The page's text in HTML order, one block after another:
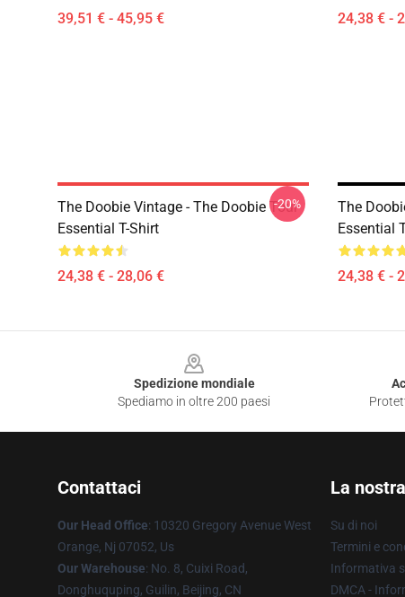
39,51 € - 45,95 € 24,38 € -
The Doobie Vintage - The Doobie Tour
Essential T-Shirt
24,38 € - 28,06 €
-20%
The
Essential
24,38 € -
Spedizione mondiale
Spediamo in oltre 200 paesi
Contattaci
Our Head Office: 10320 Gregory Avenue West
Orange, Nj 07052, Us
Our Warehouse: No. 8, Cuixi Road,
Donghuquping, Guilin, Beijing, CN
La
Su di noi
Termini e
Informativa
DMCA -